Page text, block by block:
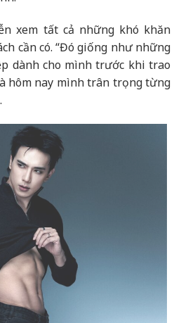
xem tất cả những khó khăn
cần có. “Đó giống như những
dành cho mình trước khi trao
hôm nay mình trân trọng từng